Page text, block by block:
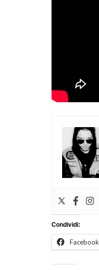
Condividi:
Facebook